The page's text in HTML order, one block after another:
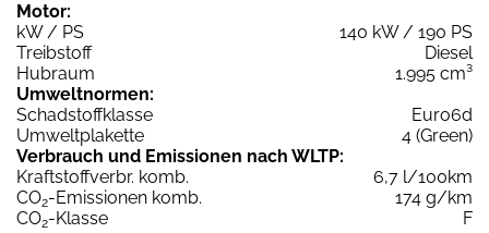
Motor:
kW / PS
140 kW / 190 PS
Treibstoff
Diesel
Hubraum
1.995 cm³
Umweltnormen:
Schadstoffklasse
Euro6d
Umweltplakette
4 (Green)
Verbrauch und Emissionen nach WLTP:
Kraftstoffverbr. komb.
6,7 l/100km
CO2-Emissionen komb.
174 g/km
CO2-Klasse
F